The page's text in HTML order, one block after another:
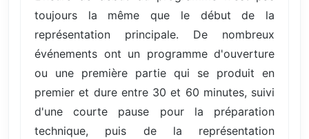
toujours la même que le début de la
représentation principale. De nombreux
événements ont un programme d'ouverture
ou une première partie qui se produit en
premier et dure entre 30 et 60 minutes, suivi
d'une courte pause pour la préparation
technique, puis de la représentation